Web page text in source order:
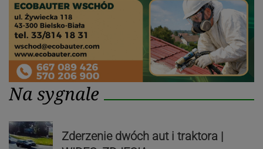
Na sygnale
Zderzenie dwóch aut i traktora |